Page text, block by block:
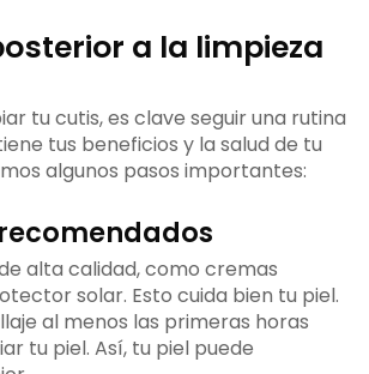
a la limpieza
tu cutis, es clave seguir una rutina
tus beneficios y la salud de tu
algunos pasos importantes:
alta calidad, como cremas
solar. Esto cuida bien tu piel.
al menos las primeras horas
tu piel. Así, tu piel puede